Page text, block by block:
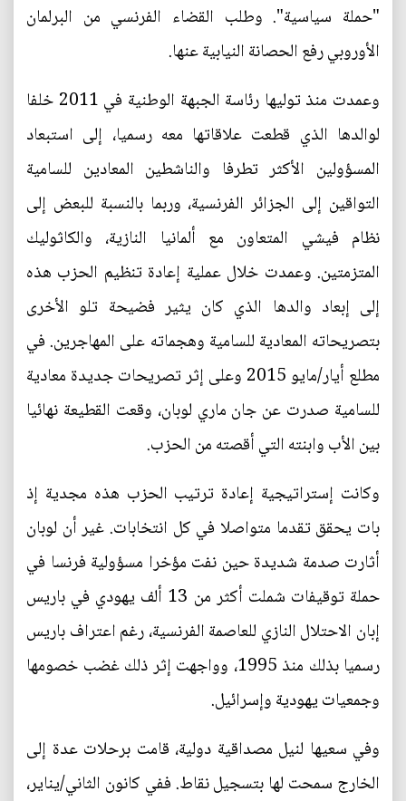
"حملة سياسية". وطلب القضاء الفرنسي من البرلمان
الأوروبي رفع الحصانة النيابية عنها.
وعمدت منذ توليها رئاسة الجبهة الوطنية في 2011 خلفا
لوالدها الذي قطعت علاقاتها معه رسميا، إلى استبعاد
المسؤولين الأكثر تطرفا والناشطين المعادين للسامية
التواقين إلى الجزائر الفرنسية، وربما بالنسبة للبعض إلى
نظام فيشي المتعاون مع ألمانيا النازية، والكاثوليك
المتزمتين. وعمدت خلال عملية إعادة تنظيم الحزب هذه
إلى إبعاد والدها الذي كان يثير فضيحة تلو الأخرى
بتصريحاته المعادية للسامية وهجماته على المهاجرين. في
مطلع أيار/مايو 2015 وعلى إثر تصريحات جديدة معادية
للسامية صدرت عن جان ماري لوبان، وقعت القطيعة نهائيا
بين الأب وابنته التي أقصته من الحزب.
وكانت إستراتيجية إعادة ترتيب الحزب هذه مجدية إذ
بات يحقق تقدما متواصلا في كل انتخابات. غير أن لوبان
أثارت صدمة شديدة حين نفت مؤخرا مسؤولية فرنسا في
حملة توقيفات شملت أكثر من 13 ألف يهودي في باريس
إبان الاحتلال النازي للعاصمة الفرنسية، رغم اعتراف باريس
رسميا بذلك منذ 1995، وواجهت إثر ذلك غضب خصومها
وجمعيات يهودية وإسرائيل.
وفي سعيها لنيل مصداقية دولية، قامت برحلات عدة إلى
الخارج سمحت لها بتسجيل نقاط. ففي كانون الثاني/يناير،